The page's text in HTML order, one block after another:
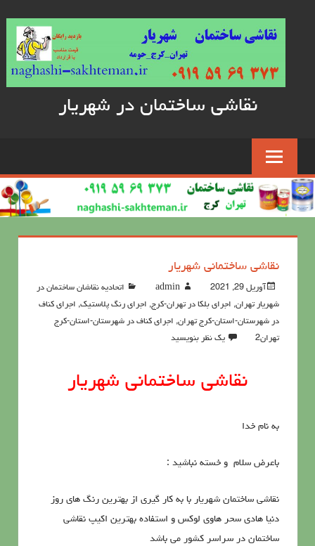
نقاشی ساختمان در شهریار
نقاشی ساختمانی شهریار
آوریل 29, 2021 admin
اتحادیه نقاشان ساختمان در
شهریار تهران, اجرای بلکا در تهران-کرج, اجرای رنگ پلاستیک, اجرای کناف
در شهرستان-استان-کرج تهران, اجرای کناف در شهرستان-استان-کرج
تهران2
یک نظر بنویسید
نقاشی ساختمانی شهریار
به نام خدا
باعرض سلام و خسته نباشید :
نقاشی ساختمان شهریار با به کار گیری از بهترین رنگ های روز
دنیا هادی سحر هاوی لوکس و استفاده بهترین اکیپ نقاشی
ساختمان در سراسر کشور می باشد